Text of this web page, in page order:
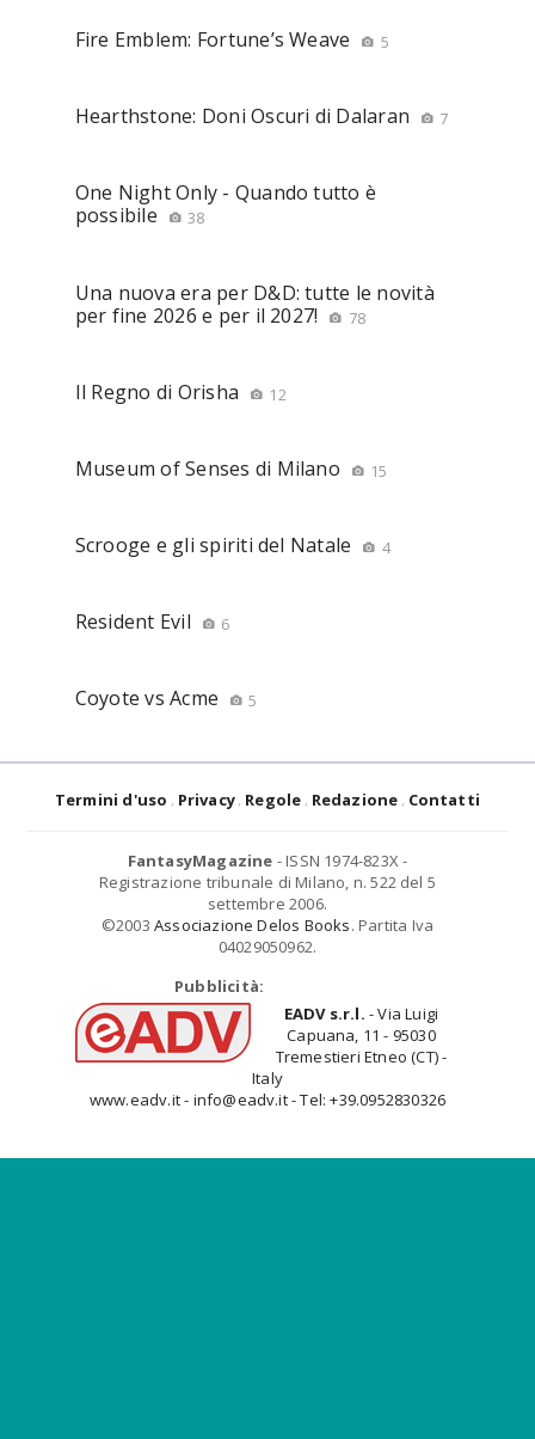
Fire Emblem: Fortune’s Weave 5
Hearthstone: Doni Oscuri di Dalaran 7
One Night Only - Quando tutto è
possibile
38
Una nuova era per D&D: tutte le novità
per fine 2026 e per il 2027!
78
Il Regno di Orisha 12
Museum of Senses di Milano 15
Scrooge e gli spiriti del Natale 4
Resident Evil 6
Coyote vs Acme 5
Termini d'uso Privacy Regole Redazione Contatti
FantasyMagazine - ISSN 1974-823X -
Registrazione tribunale di Milano, n. 522 del 5
settembre 2006.
©2003 Associazione Delos Books. Partita Iva
04029050962.
Pubblicità:
EADV s.r.l. - Via Luigi
Capuana, 11 - 95030
Tremestieri Etneo (CT) -
Italy
www.eadv.it - info@eadv.it - Tel: +39.0952830326